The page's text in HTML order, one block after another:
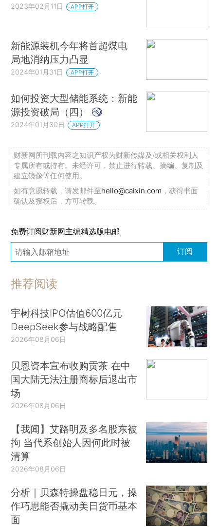
2023年02月11日 APP打开
新能源装机今年将首超煤电
局地消纳压力凸显
2024年01月31日 APP打开
如何投资大型储能系统：新能
源投资破局（四）
2024年01月30日 APP打开
财新网所刊载内容之知识产权为财新传媒及/或相关权利人
专属所有或持有。未经许可，禁止进行转载、摘编、复制及
建立镜像等任何使用。
如有意愿转载，请发邮件至hello@caixin.com ，获得书面
确认及授权后，方可转载。
免费订阅财新网主编精选版电邮
订阅
推荐阅读
宇树科技IPO估值600亿元
DeepSeek参与战略配售
2026年08月06日
贝恩资本宣布收购贡茶 在中
国大陆无法注册商标后退出市
场
2026年08月06日
【我闻】艾路明及多名股东被
拘 当代系创始人因何此时被
清算
2026年08月06日
分析｜贝森特操盘稳日元，操
作巧思能否撬动美日货币基本
面